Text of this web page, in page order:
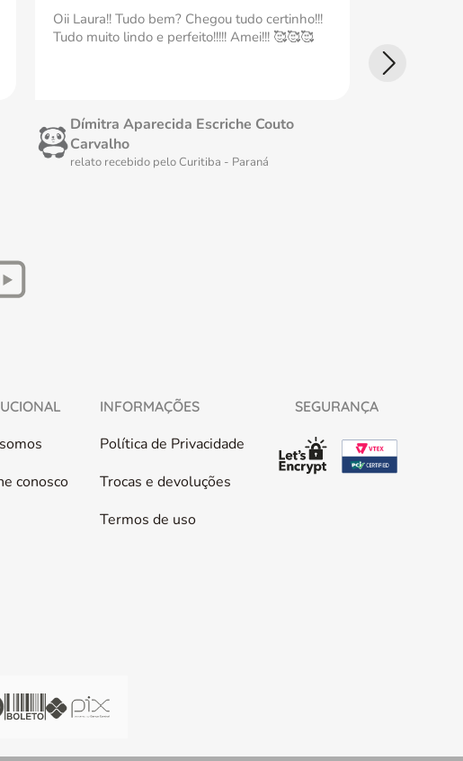
Oii Laura!! Tudo bem? Chegou tudo certinho!!!
Tudo muito lindo e perfeito!!!!! Amei!!! 🥰🥰🥰
Dímitra Aparecida Escriche Couto
Carvalho
relato recebido pelo Curitiba - Paraná
conosco
INFORMAÇÕES
Política de Privacidade
Trocas e devoluções
Termos de uso
SEGURANÇA